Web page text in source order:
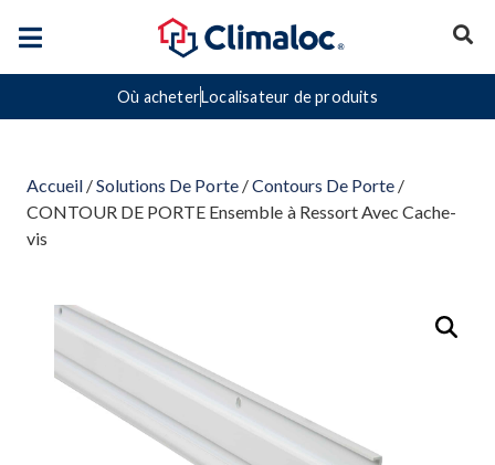
Où acheterLocalisateur de produits
Accueil /Solutions De Porte/Contours De Porte/
CONTOUR DE PORTE Ensemble à Ressort Avec Cache-
vis